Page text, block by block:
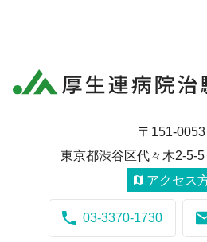
〒151-
東京都渋谷区代々木2-5-
アクセス
03-3370-1730